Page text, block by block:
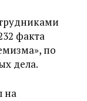
факта
по
дела.
на